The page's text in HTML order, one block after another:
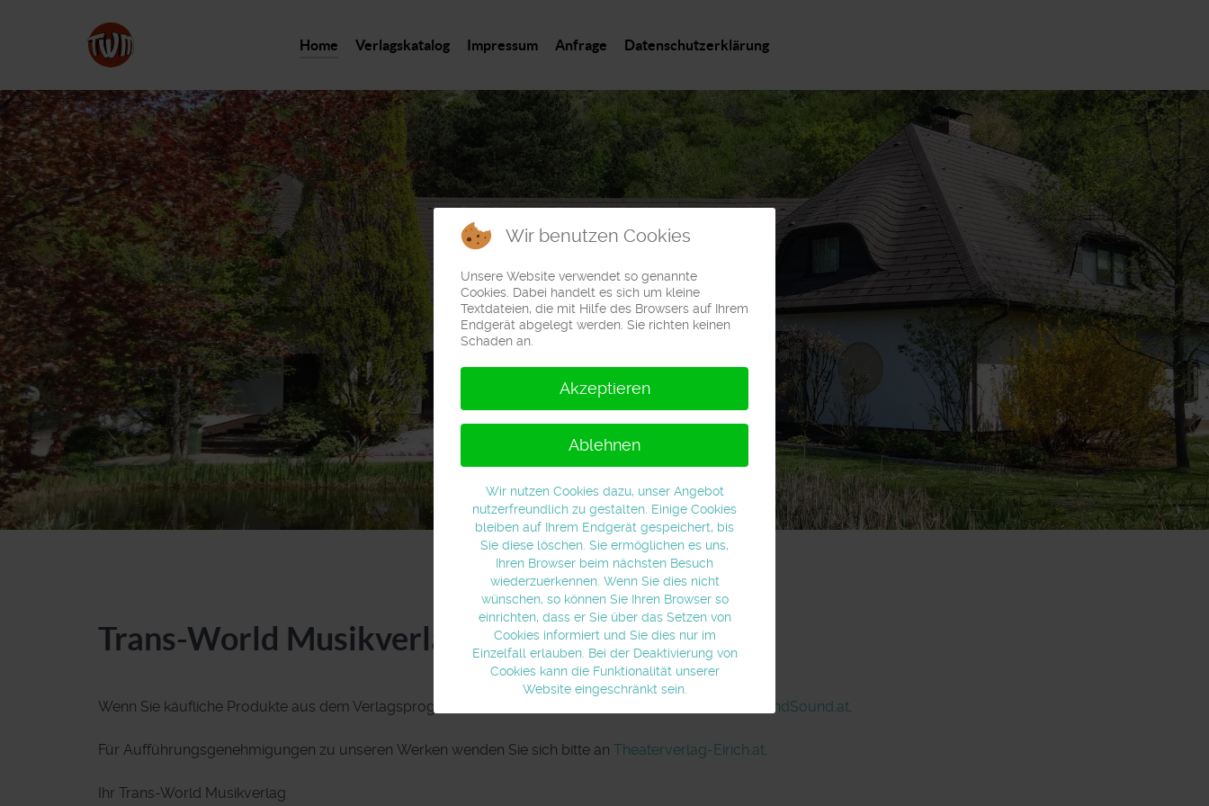
Home Verlagskatalog Impressum Anfrage Datenschutzerklärung
Trans-World Musikverlag Ges.m.b.H.
Wenn Sie käufliche Produkte aus dem Verlagsprogramm suchen, finden Sie diese unter Indras-BookAndSound.at.
Für Aufführungsgenehmigungen zu unseren Werken wenden Sie sich bitte an Theaterverlag-Eirich.at.
Ihr Trans-World Musikverlag
Wir benutzen Cookies
Unsere Website verwendet so genannte
Cookies. Dabei handelt es sich um kleine
Textdateien, die mit Hilfe des Browsers auf Ihrem
Endgerät abgelegt werden. Sie richten keinen
Schaden an.
Akzeptieren
Ablehnen
Wir nutzen Cookies dazu, unser Angebot
nutzerfreundlich zu gestalten. Einige Cookies
bleiben auf Ihrem Endgerät gespeichert, bis
Sie diese löschen. Sie ermöglichen es uns,
Ihren Browser beim nächsten Besuch
wiederzuerkennen. Wenn Sie dies nicht
wünschen, so können Sie Ihren Browser so
einrichten, dass er Sie über das Setzen von
Cookies informiert und Sie dies nur im
Einzelfall erlauben. Bei der Deaktivierung von
Cookies kann die Funktionalität unserer
Website eingeschränkt sein.